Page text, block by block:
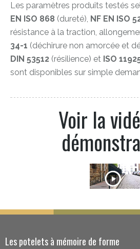
Les paramètres produits testés
EN ISO 868 (dureté), NF EN ISO
résistance à la traction,
34-1 (déchirure non amorcée et
DIN 53512 (résilience) et ISO
sont disponibles sur simple
Voir la
Les potelets à mémoire de forme